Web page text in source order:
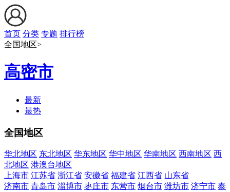
首页 分类 专题 排行榜
全国地区>
高密市
最新
最热
全国地区
华北地区 东北地区 华东地区 华中地区 华南地区 西南地区 西
北地区 港澳台地区
上海市 江苏省 浙江省 安徽省 福建省 江西省 山东省
济南市 青岛市 淄博市 枣庄市 东营市 烟台市 潍坊市 济宁市 泰